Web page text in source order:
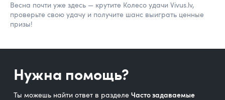
Весна почти уже здесь — крутите Колесо удачи Vivus.lv,
проверьте свою удачу и получите шанс выиграть ценные
призы!
Нужна помощь?
Ты можешь найти ответ в разделе Часто задаваемые